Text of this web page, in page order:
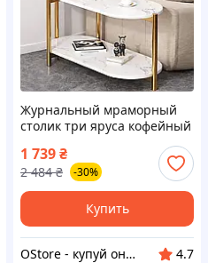
Журнальный мраморный
столик три яруса кофейный
приставной столик для
хранения
1 739₴
2 484 ₴ -30%
Купить
OStore - купуй онлайн!
4.7